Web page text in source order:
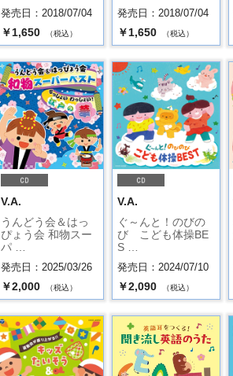
発売日：2018/07/04
￥1,650 （税込）
発売日：2018/07/04
￥1,650 （税込）
V.A.
うんどう会＆はっ
ぴょう会 和物スー
パ …
発売日：2025/03/26
￥2,000 （税込）
V.A.
ぐ～んと！のびの
び こども体操BE
S …
発売日：2024/07/10
￥2,090 （税込）